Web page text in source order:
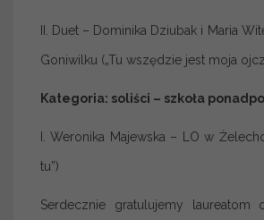
II. Duet – Dominika Dziubak i Maria
Goniwilku („Tu wszędzie jest moja
Kategoria: soliści – szkoła
I. Weronika Majewska – LO w
tu”)
Serdecznie gratulujemy laureatom